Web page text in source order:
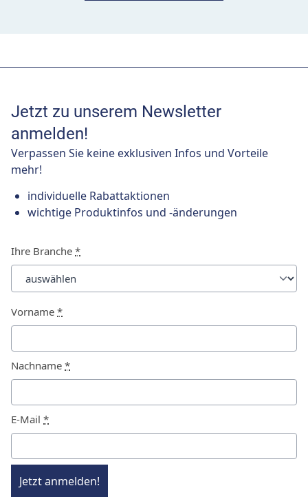
Jetzt zu unserem Newsletter
anmelden!
Verpassen Sie keine exklusiven Infos und Vorteile
mehr!
individuelle Rabattaktionen
wichtige Produktinfos und -änderungen
Ihre Branche *
Vorname *
Nachname *
E-Mail *
Jetzt anmelden!